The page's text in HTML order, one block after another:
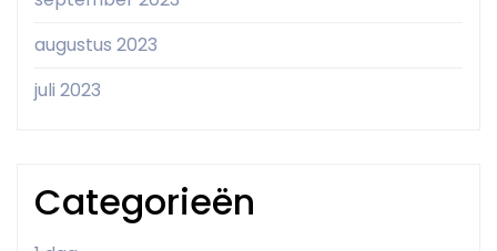
augustus 2023
juli 2023
Categorieën